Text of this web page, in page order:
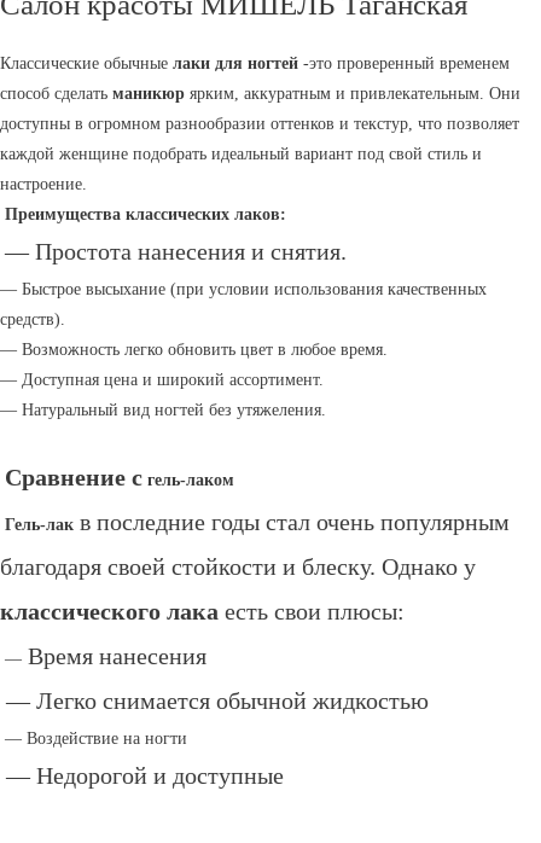
Классические обычные лаки для ногтей -это проверенный временем
способ сделать маникюр ярким, аккуратным и привлекательным. Они
доступны в огромном разнообразии оттенков и текстур, что позволяет
каждой женщине подобрать идеальный вариант под свой стиль и
настроение.
Преимущества классических лаков:
— Простота нанесения и снятия.
— Быстрое высыхание (при условии использования качественных
средств).
— Возможность легко обновить цвет в любое время.
— Доступная цена и широкий ассортимент.
— Натуральный вид ногтей без утяжеления.
Сравнение с гель-лаком
Гель-лак в последние годы стал очень популярным
благодаря своей стойкости и блеску. Однако у
классического лака есть свои плюсы:
— Время нанесения
— Легко снимается обычной жидкостью
— Воздействие на ногти
— Недорогой и доступные